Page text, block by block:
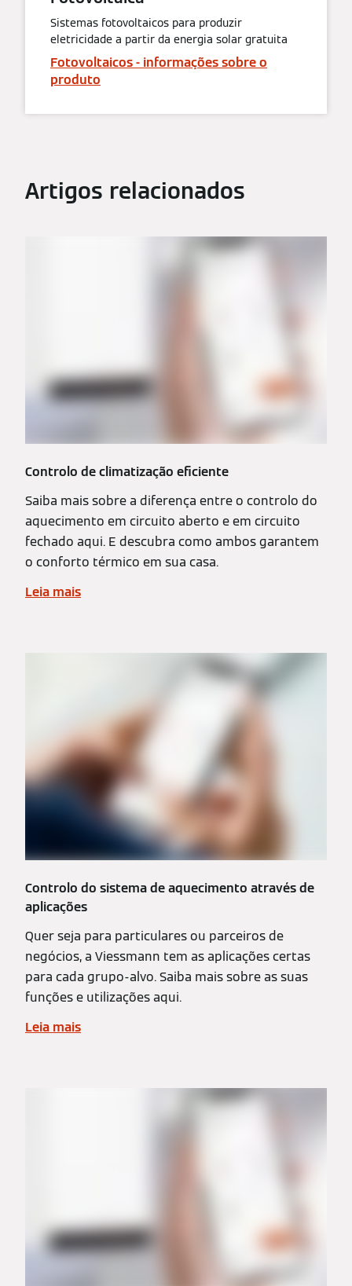
Sistemas fotovoltaicos para produzir
eletricidade a partir da energia solar gratuita
Fotovoltaicos - informações sobre o
produto
Artigos relacionados
Controlo de climatização eficiente
Saiba mais sobre a diferença entre o controlo do
aquecimento em circuito aberto e em circuito
fechado aqui. E descubra como ambos garantem
o conforto térmico em sua casa.
Leia mais
Controlo do sistema de aquecimento através de
aplicações
Quer seja para particulares ou parceiros de
negócios, a Viessmann tem as aplicações certas
para cada grupo-alvo. Saiba mais sobre as suas
funções e utilizações aqui.
Leia mais